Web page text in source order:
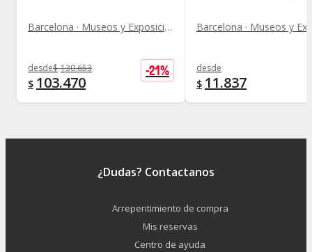
Barcelona · Museos y Exposiciones
desde$ 130.653
$ 103.470
-21% desde
$ 11.837
¿Dudas? Contactanos
Arrepentimiento de compra
Mis reservas
Centro de ayuda